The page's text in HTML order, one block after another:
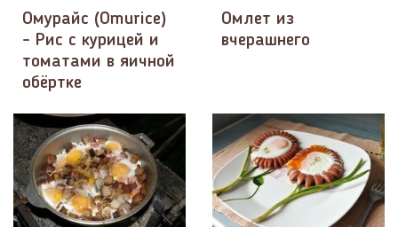
Омурайс (Omurice)
- Рис с курицей и
томатами в яичной
обёртке
Омлет из
вчерашнего